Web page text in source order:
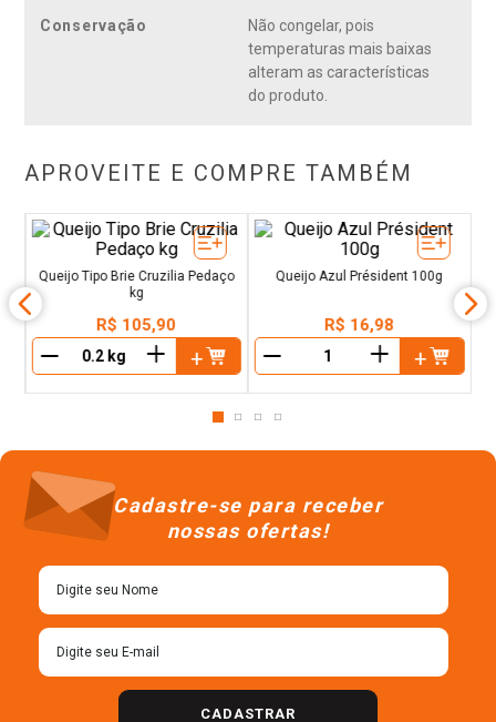
Conservação
Não congelar, pois
temperaturas mais baixas
alteram as características
do produto.
APROVEITE E COMPRE TAMBÉM
Queijo Tipo Brie Cruzilia Pedaço
R$ 105,90
－
Queijo Azul Président 100g
R$ 16,98
－
Cadastre-se para receber
nossas ofertas!